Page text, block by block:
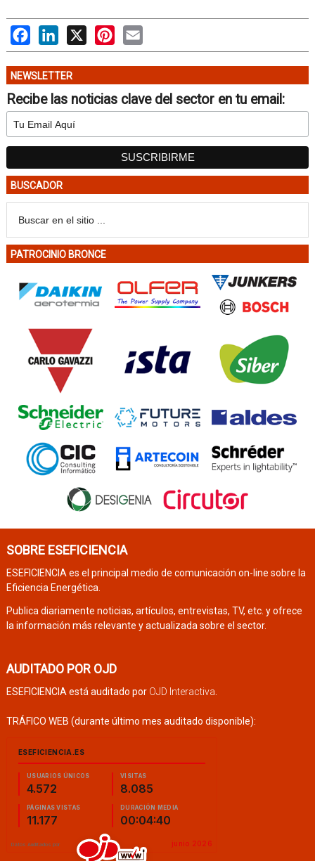
FacebookLinkedIn
X PinterestEmail
NEWSLETTER
Recibe las noticias clave del sector en tu email:
BUSCADOR
PATROCINIO BRONCE
SOBRE ESEFICIENCIA
ESEFICIENCIA es el principal medio de comunicación on-line sobre la
Eficiencia Energética.
Publica diariamente noticias, artículos, entrevistas, TV, etc. y ofrece
la información más relevante y actualizada sobre el sector.
AUDITADO POR OJD
ESEFICIENCIA está auditado por OJD Interactiva.
TRÁFICO WEB (durante último mes auditado disponible):